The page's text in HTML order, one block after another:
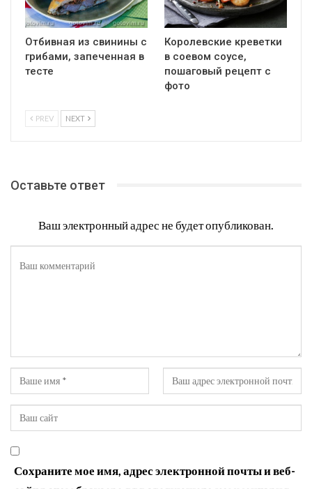
Отбивная из свинины с
грибами, запеченная в
тесте
Королевские креветки
в соевом соусе,
пошаговый рецепт с
фото
PREV NEXT
Оставьте ответ
Ваш электронный адрес не будет опубликован.
Сохраните мое имя, адрес электронной почты и веб-